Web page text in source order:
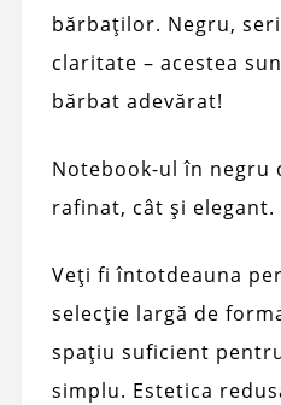
bărbaților. Negru,
claritate – acestea
bărbat adevărat!
Notebook-ul în negru
rafinat, cât și elegant.
Veți fi întotdeauna
selecție largă de
spațiu suficient
simplu. Estetica